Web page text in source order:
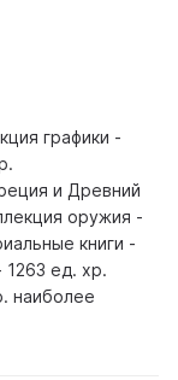
графики -
и Древний
оружия -
книги -
ед. хр.
наиболее